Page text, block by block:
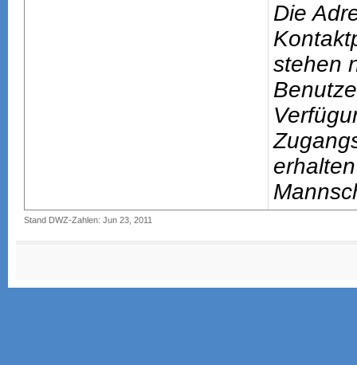
Die
stehen
Stand DWZ-Zahlen: Jun 23, 2011